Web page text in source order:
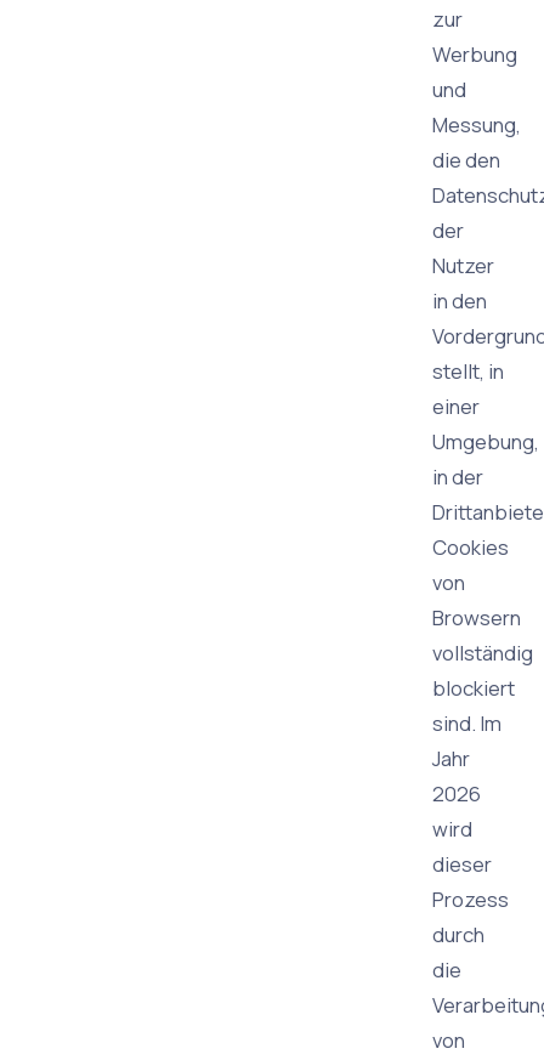
zur
Werbung
und
Messung,
die den
der
Nutzer
in den
stellt, in
einer
Umgebung,
in der
Cookies
von
Browsern
vollständig
blockiert
sind. Im
Jahr
2026
wird
dieser
Prozess
durch
die
von